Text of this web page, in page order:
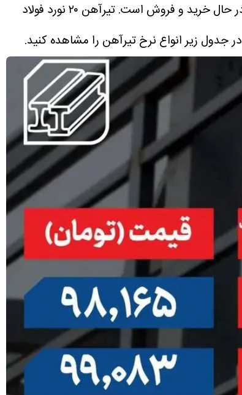
تیرآهن ۲۰ نورد فولاد
در جدول زیر انواع نرخ تیرآهن را مشاهده کنید.